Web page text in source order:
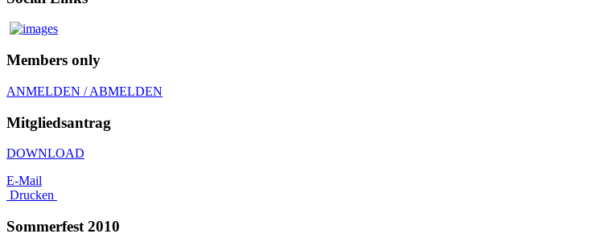
Members only
ANMELDEN / ABMELDEN
Mitgliedsantrag
DOWNLOAD
E-Mail
Drucken
Sommerfest 2010